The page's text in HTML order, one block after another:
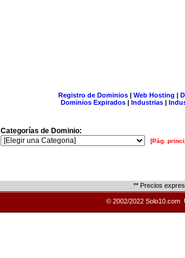
Registro de Dominios| Web Hosting |
Dominios Expirados | Industrias |
Categorías de Dominio:
[Pág.
** Precios
© 2002/2022 Solo10.com